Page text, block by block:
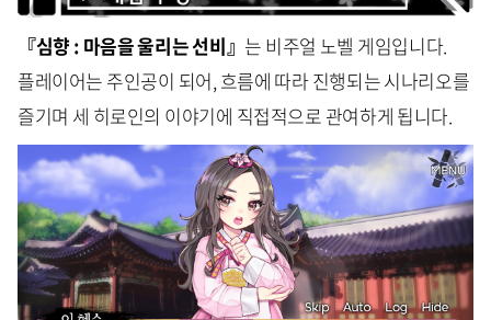
『심향 : 마음을 울리는 선비』 는 비주얼 노벨 게임입니다.
플레이어는 주인공이 되어, 흐름에 따라 진행되는 시나리오를
즐기며 세 히로인의 이야기에 직접적으로 관여하게 됩니다.